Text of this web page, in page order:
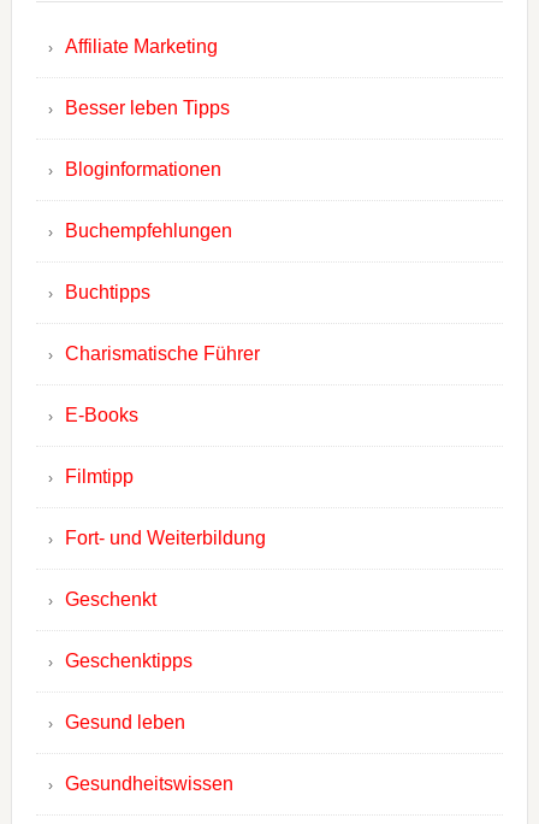
Affiliate Marketing
Besser leben Tipps
Bloginformationen
Buchempfehlungen
Buchtipps
Charismatische Führer
E-Books
Filmtipp
Fort- und Weiterbildung
Geschenkt
Geschenktipps
Gesund leben
Gesundheitswissen